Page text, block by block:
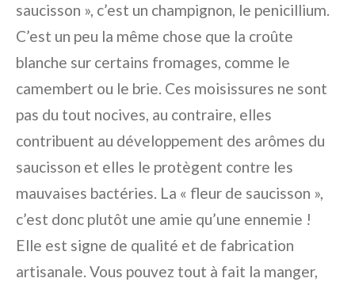
saucisson », c’est un champignon, le penicillium.
C’est un peu la même chose que la croûte
blanche sur certains fromages, comme le
camembert ou le brie. Ces moisissures ne sont
pas du tout nocives, au contraire, elles
contribuent au développement des arômes du
saucisson et elles le protègent contre les
mauvaises bactéries. La « fleur de saucisson »,
c’est donc plutôt une amie qu’une ennemie !
Elle est signe de qualité et de fabrication
artisanale. Vous pouvez tout à fait la manger,